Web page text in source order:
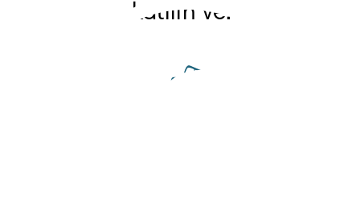
katılın ve: